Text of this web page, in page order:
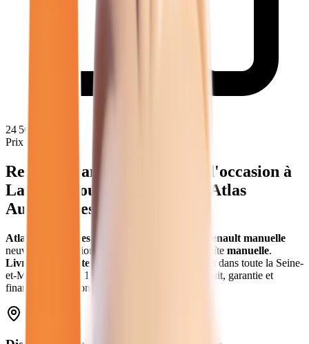
24 562
Prix moyen
Renault Manuelle neuves et d'occasion à
La Ferté-sous-Jouarre
) - Atlas
Automobiles
Atlas Automobiles
renault manuelle
neuves et d'occasion
avec boîte manuelle.
Livraison gratuite à
et dans toute la Seine-
et-Marne
11 280
€. Essai gratuit, garantie et
financement disponible.